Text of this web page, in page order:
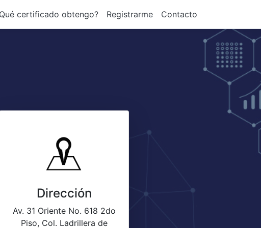
certificado obtengo? Registrarme Contacto
Dirección
Av. 31 Oriente No. 618 2do
Piso, Col. Ladrillera de